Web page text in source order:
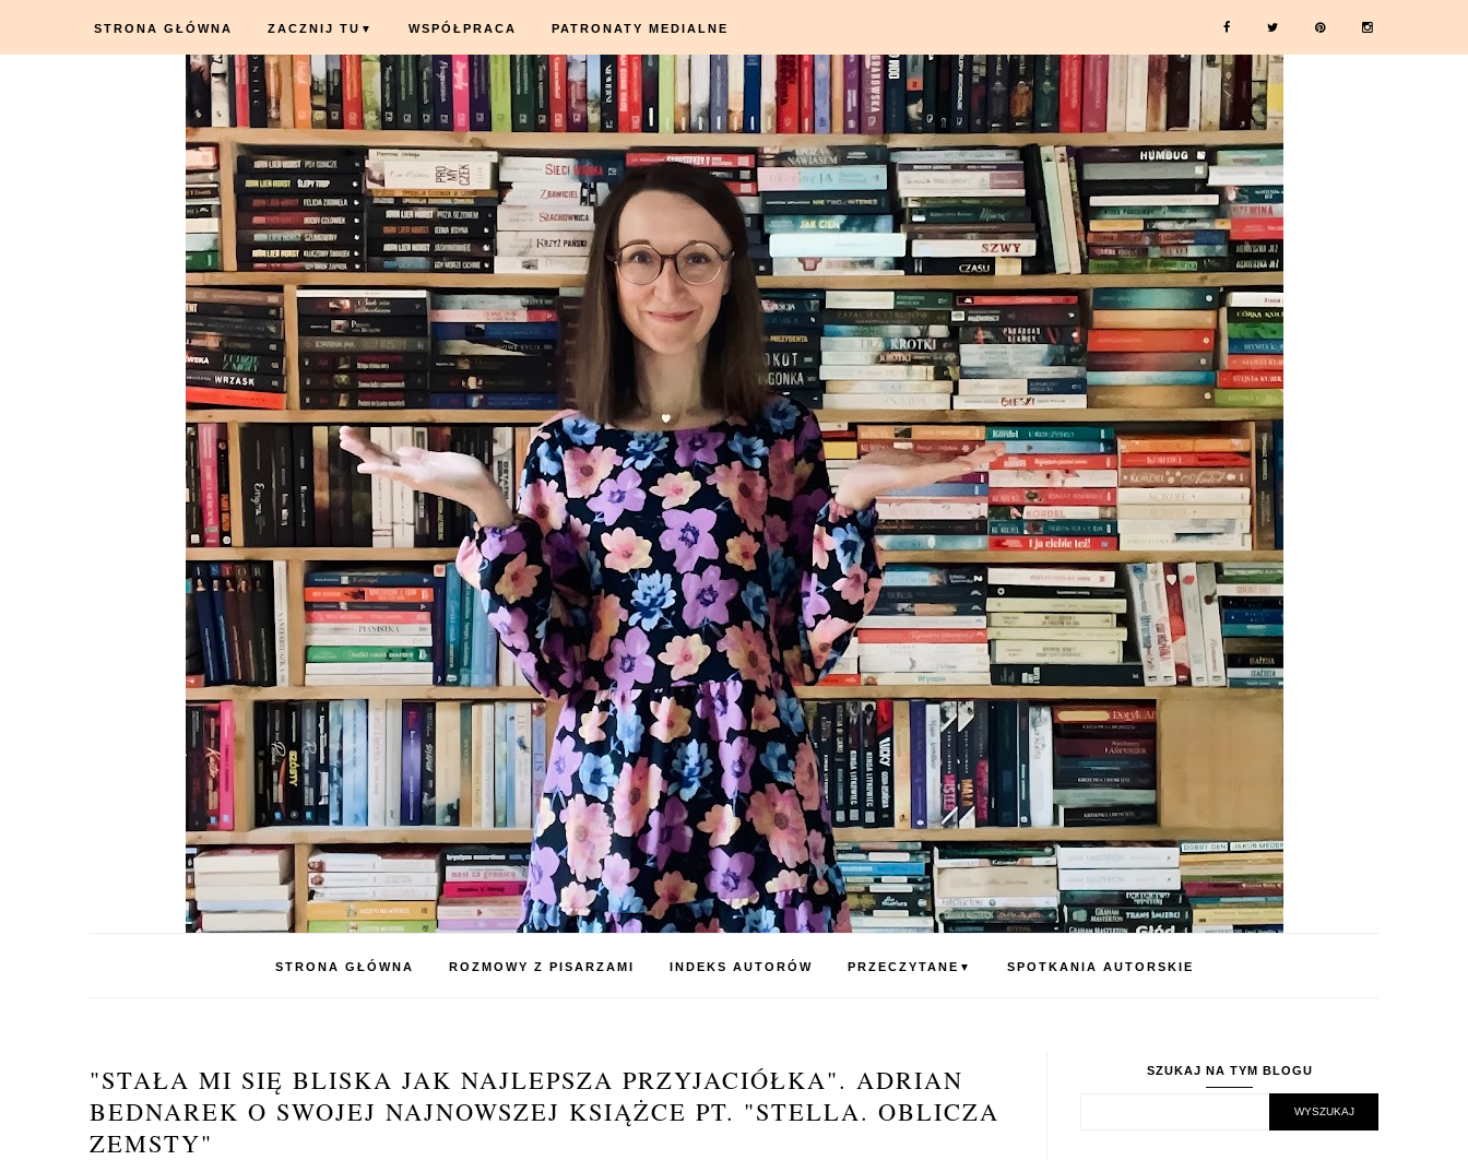
STRONA GŁÓWNA ZACZNIJ TU ▼ WSPÓŁPRACA PATRONATY MEDIALNE
STRONA GŁÓWNA ROZMOWY Z PISARZAMI INDEKS AUTORÓW PRZECZYTANE ▼ SPOTKANIA AUTORSKIE
"STAŁA MI SIĘ BLISKA JAK NAJLEPSZA PRZYJACIÓŁKA". ADRIAN
BEDNAREK O SWOJEJ NAJNOWSZEJ KSIĄŻCE PT. "STELLA. OBLICZA
ZEMSTY"
SZUKAJ NA TYM BLOGU